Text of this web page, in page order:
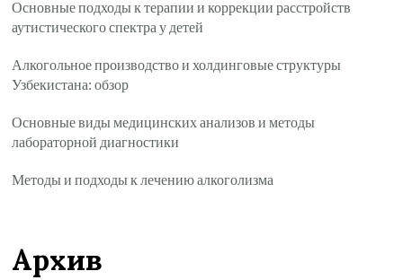
Основные подходы к терапии и коррекции расстройств
аутистического спектра у детей
Алкогольное производство и холдинговые структуры
Узбекистана: обзор
Основные виды медицинских анализов и методы
лабораторной диагностики
Методы и подходы к лечению алкоголизма
Архив